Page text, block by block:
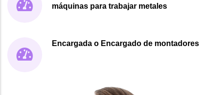
máquinas para trabajar metales
Encargada o Encargado de montadores